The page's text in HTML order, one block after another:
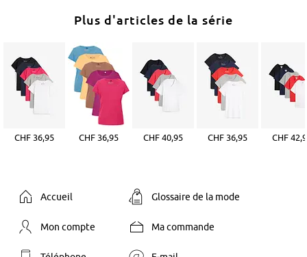
Plus d'articles de la série
CHF 36,95 CHF 36,95 CHF 40,95 CHF 36,95 CHF
Accueil Glossaire de la mode
Mon compte Ma commande